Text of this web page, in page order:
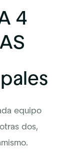
4
equipo
dos,